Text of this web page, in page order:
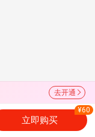
去开通
立即购买
¥60